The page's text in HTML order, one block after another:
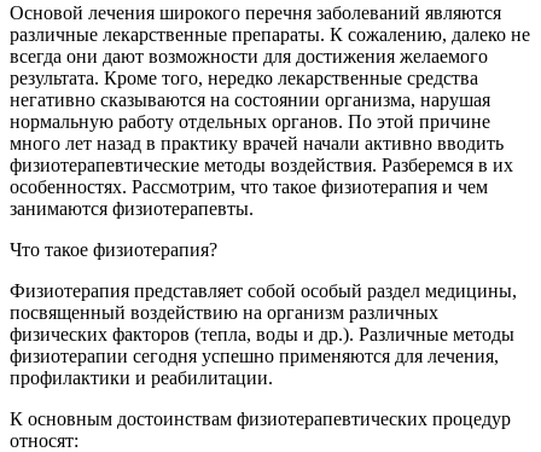
Основой лечения широкого перечня заболеваний являются
различные лекарственные препараты. К сожалению, далеко не
всегда они дают возможности для достижения желаемого
результата. Кроме того, нередко лекарственные средства
негативно сказываются на состоянии организма, нарушая
нормальную работу отдельных органов. По этой причине
много лет назад в практику врачей начали активно вводить
физиотерапевтические методы воздействия. Разберемся в их
особенностях. Рассмотрим, что такое физиотерапия и чем
занимаются физиотерапевты.
Что такое физиотерапия?
Физиотерапия представляет собой особый раздел медицины,
посвященный воздействию на организм различных
физических факторов (тепла, воды и др.). Различные методы
физиотерапии сегодня успешно применяются для лечения,
профилактики и реабилитации.
К основным достоинствам физиотерапевтических процедур
относят: